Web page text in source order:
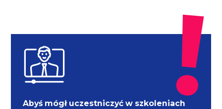
Abyś mógł uczestniczyć w szkoleniach